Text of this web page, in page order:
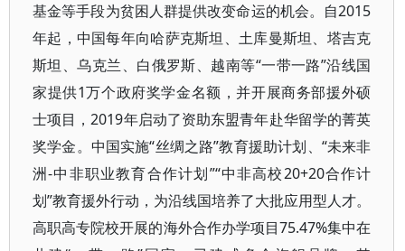
基金等手段为贫困人群提供改变命运的机会。自2015
年起，中国每年向哈萨克斯坦、土库曼斯坦、塔吉克
斯坦、乌克兰、白俄罗斯、越南等“一带一路”沿线国
家提供1万个政府奖学金名额，并开展商务部援外硕
士项目，2019年启动了资助东盟青年赴华留学的菁英
奖学金。中国实施“丝绸之路”教育援助计划、“未来非
洲-中非职业教育合作计划”“中非高校20+20合作计
划”教育援外行动，为沿线国培养了大批应用型人才。
高职高专院校开展的海外合作办学项目75.47%集中在